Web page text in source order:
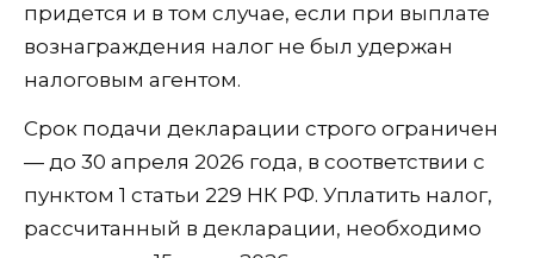
придется и в том случае, если при выплате
вознаграждения налог не был удержан
налоговым агентом.
Срок подачи декларации строго ограничен
— до 30 апреля 2026 года, в соответствии с
пунктом 1 статьи 229 НК РФ. Уплатить налог,
рассчитанный в декларации, необходимо